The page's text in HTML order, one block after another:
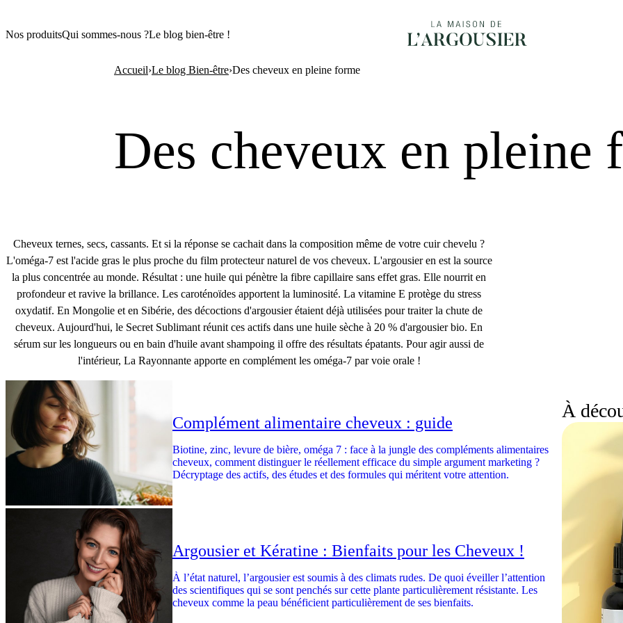
Nos produitsQui sommes-nous ?Le blog bien-être !
Accueil›Le blog Bien-être›Des cheveux en pleine forme
Des cheveux en pleine
Cheveux ternes, secs, cassants. Et si la réponse se cachait dans la composition même de votre cuir chevelu ?
L'oméga-7 est l'acide gras le plus proche du film protecteur naturel de vos cheveux. L'argousier en est la source
la plus concentrée au monde. Résultat : une huile qui pénètre la fibre capillaire sans effet gras. Elle nourrit en
profondeur et ravive la brillance. Les caroténoïdes apportent la luminosité. La vitamine E protège du stress
oxydatif. En Mongolie et en Sibérie, des décoctions d'argousier étaient déjà utilisées pour traiter la chute de
cheveux. Aujourd'hui, le Secret Sublimant réunit ces actifs dans une huile sèche à 20 % d'argousier bio. En
sérum sur les longueurs ou en bain d'huile avant shampoing il offre des résultats épatants. Pour agir aussi de
l'intérieur, La Rayonnante apporte en complément les oméga-7 par voie orale !
Complément alimentaire cheveux : guide
Biotine, zinc, levure de bière, oméga 7 : face à la jungle des compléments alimentaires
cheveux, comment distinguer le réellement efficace du simple argument marketing ?
Décryptage des actifs, des études et des formules qui méritent votre attention.
Argousier et Kératine : Bienfaits pour les Cheveux !
À l’état naturel, l’argousier est soumis à des climats rudes. De quoi éveiller l’attention
des scientifiques qui se sont penchés sur cette plante particulièrement résistante. Les
cheveux comme la peau bénéficient particulièrement de ses bienfaits.
À